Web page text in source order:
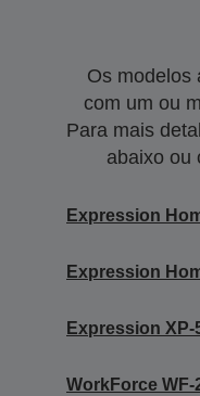
Os modelos
com um ou
Para mais
abaixo ou
Expression
Expression
Expression XP-
WorkForce WF-